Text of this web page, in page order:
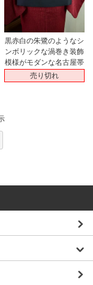
黒赤白の朱鷺のようなシ
ンボリックな渦巻き装飾
模様がモダンな名古屋帯
売り切れ